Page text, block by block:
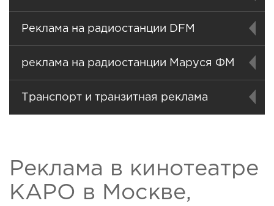
Реклама на радиостанции DFM
реклама на радиостанции Маруся ФМ
Транспорт и транзитная реклама
Реклама в кинотеатре
КАРО в Москве,